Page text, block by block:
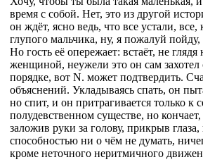
время с собой. Нет, это из другой
он ждёт, ясно ведь, что все устали,
глупого мальчика, ну, я пожалуй
Но гость её опережает: встаёт, не
женщиной, неужели это он сам захотел
порядке, вот N. может подтвердить.
объяснений. Укладываясь спать, он
но спит, и он притрагивается только
полудевственном существе, но
заложив руки за голову, прикрыв
способностью ни о чём не думать,
кроме неточного неритмичного